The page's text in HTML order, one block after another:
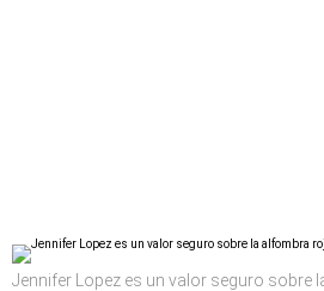
Jennifer Lopez es un valor seguro sobre